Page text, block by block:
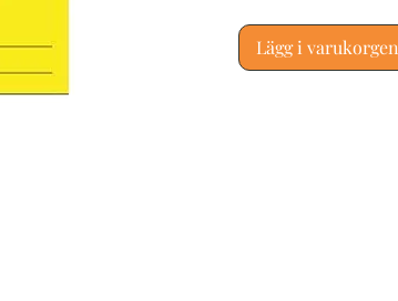
Lägg i varukorgen